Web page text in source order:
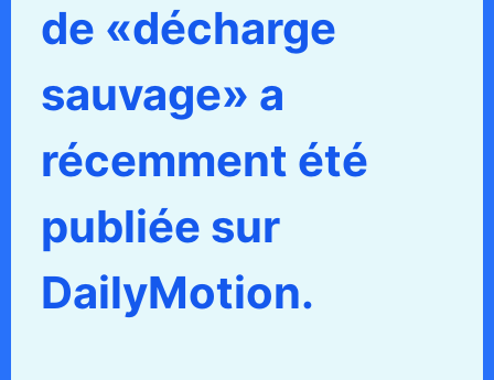
de «décharge
sauvage» a
récemment été
publiée sur
DailyMotion.